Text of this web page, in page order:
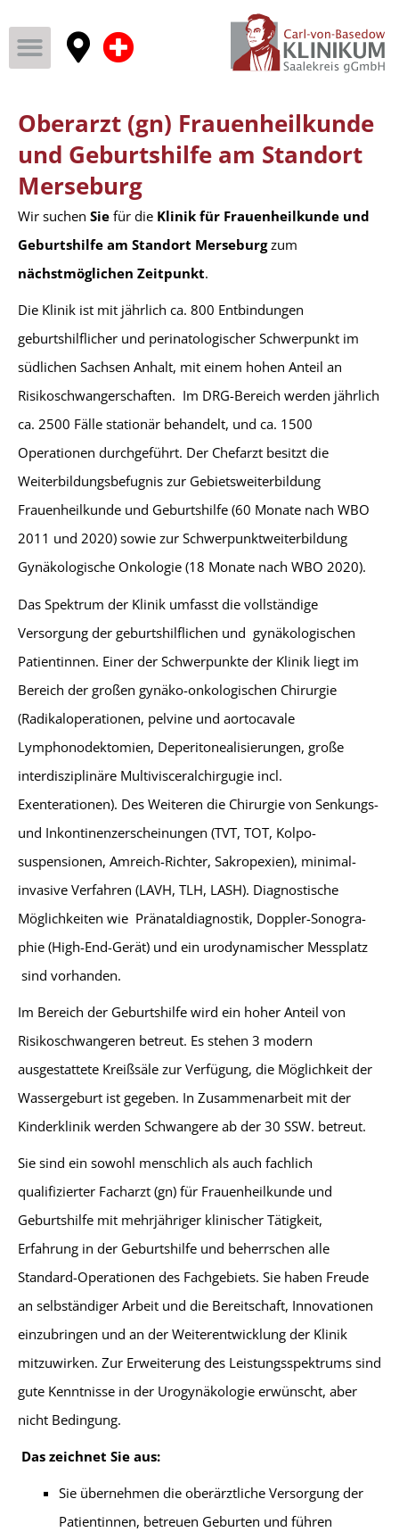
Oberarzt (gn) Frauenheilkunde
und Geburtshilfe am Standort
Merseburg
Wir suchen Sie für die Klinik für Frauenheilkunde und
Geburtshilfe am Standort Merseburgzum
nächstmöglichen Zeitpunkt.
Die Klinik ist mit jährlich ca. 800 Entbindungen
geburtshilflicher und perinatologischer Schwerpunkt im
südlichen Sachsen Anhalt, mit einem hohen Anteil an
Risikoschwangerschaften. Im DRG-Bereich werden jährlich
ca. 2500 Fälle stationär behandelt, und ca. 1500
Operationen durchgeführt. Der Chefarzt besitzt die
Weiterbildungsbefugnis zur Gebietsweiterbildung
Frauenheilkunde und Geburtshilfe (60 Monate nach WBO
2011 und 2020) sowie zur Schwerpunktweiterbildung
Gynäkologische Onkologie (18 Monate nach WBO 2020).
Das Spektrum der Klinik umfasst die vollständige
Versorgung der geburtshilflichen und gynäkologischen
Patientinnen. Einer der Schwerpunkte der Klinik liegt im
Bereich der großen gynäko-onkologischen Chirurgie
(Radikaloperationen, pelvine und aortocavale
Lymphonodektomien, Deperitonealisierungen, große
interdisziplinäre Multivisceralchirgugie incl.
Exenterationen). Des Weiteren die Chirurgie von Senkungs-
und Inkontinenzerscheinungen (TVT, TOT, Kolpo-
suspensionen, Amreich-Richter, Sakropexien), minimal-
invasive Verfahren (LAVH, TLH, LASH). Diagnostische
Möglichkeiten wie Pränataldiagnostik, Doppler-So­no­gra­
phie (High-End-Gerät) und ein urodynamischer Messplatz
sind vorhanden.
Im Bereich der Geburtshilfe wird ein hoher Anteil von
Risikoschwangeren betreut. Es stehen 3 modern
ausgestattete Kreißsäle zur Verfügung, die Möglichkeit der
Wassergeburt ist gegeben. In Zusammenarbeit mit der
Kinderklinik werden Schwangere ab der 30 SSW. betreut.
Sie sind ein sowohl menschlich als auch fachlich
qualifizierter Facharzt (gn) für Frauenheilkunde und
Geburtshilfe mit mehrjähriger klinischer Tätigkeit,
Erfahrung in der Geburtshilfe und beherrschen alle
Standard-Operationen des Fachgebiets. Sie haben Freude
an selbständiger Arbeit und die Bereitschaft, Innovationen
einzubringen und an der Weiterentwicklung der Klinik
mitzuwirken. Zur Erweiterung des Leistungsspektrums sind
gute Kenntnisse in der Urogynäkologie erwünscht, aber
nicht Bedingung.
Das zeichnet Sie aus:
Sie übernehmen die oberärztliche Versorgung der
Patientinnen, betreuen Geburten und führen